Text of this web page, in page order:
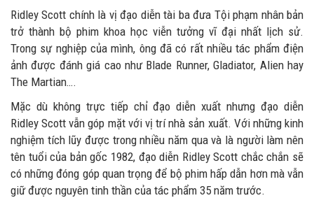
Ridley Scott chính là vị đạo diễn tài ba đưa Tội phạm nhân bản
trở thành bộ phim khoa học viễn tưởng vĩ đại nhất lịch sử.
Trong sự nghiệp của mình, ông đã có rất nhiều tác phẩm điện
ảnh được đánh giá cao như Blade Runner, Gladiator, Alien hay
The Martian….
Mặc dù không trực tiếp chỉ đạo diễn xuất nhưng đạo diễn
Ridley Scott vẫn góp mặt với vị trí nhà sản xuất. Với những kinh
nghiệm tích lũy được trong nhiều năm qua và là người làm nên
tên tuổi của bản gốc 1982, đạo diễn Ridley Scott chắc chắn sẽ
có những đóng góp quan trọng để bộ phim hấp dẫn hơn mà vẫn
giữ được nguyên tinh thần của tác phẩm 35 năm trước.